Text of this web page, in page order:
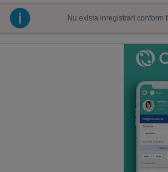
Nu exista inregistrari